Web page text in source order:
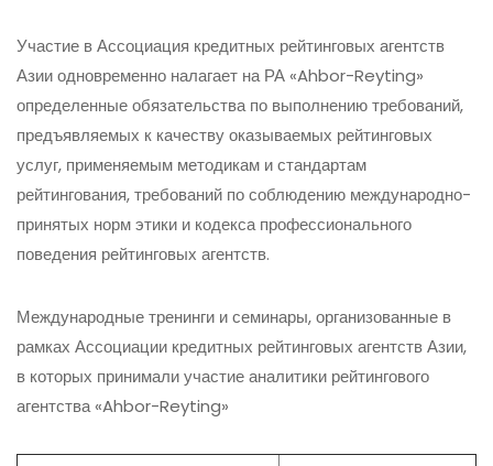
Участие в Ассоциация кредитных рейтинговых агентств
Азии одновременно налагает на РА «Ahbor-Reyting»
определенные обязательства по выполнению требований,
предъявляемых к качеству оказываемых рейтинговых
услуг, применяемым методикам и стандартам
рейтингования, требований по соблюдению международно-
принятых норм этики и кодекса профессионального
поведения рейтинговых агентств.
Международные тренинги и семинары, организованные в
рамках Ассоциации кредитных рейтинговых агентств Азии,
в которых принимали участие аналитики рейтингового
агентства «Ahbor-Reyting»